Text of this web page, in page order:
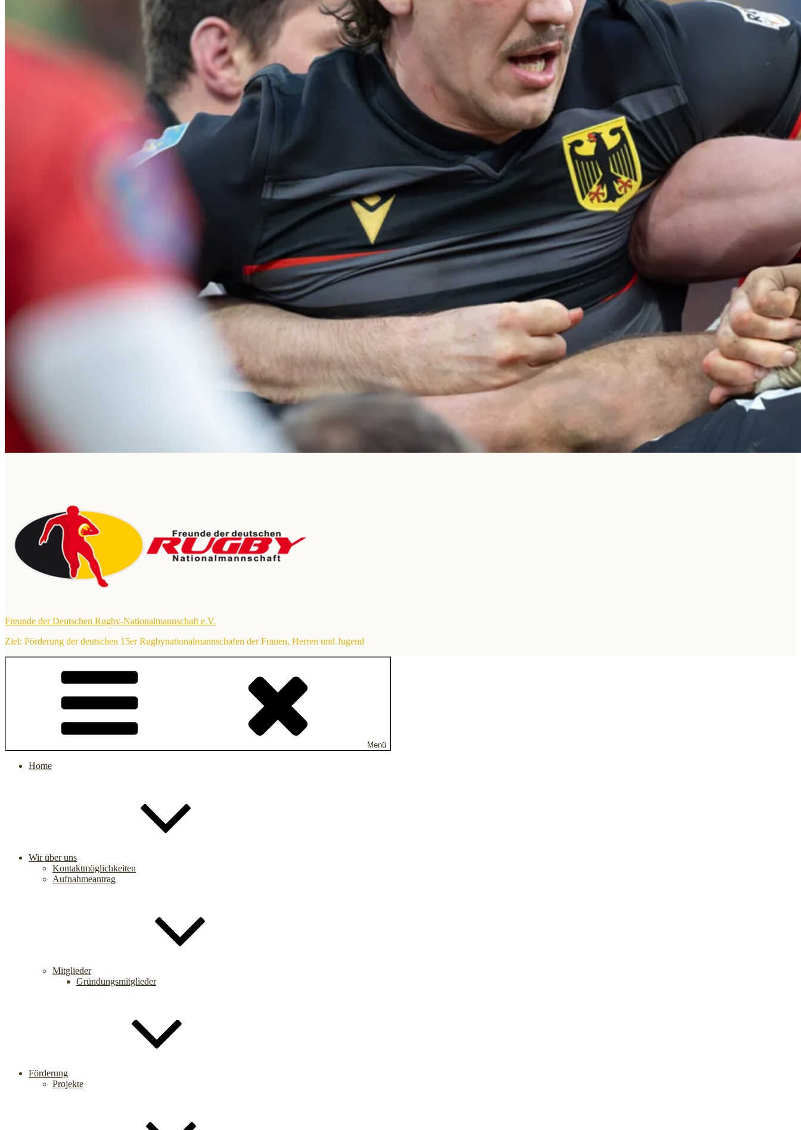
Freunde der Deutschen Rugby-Nationalmannschaft e.V.
Ziel: Förderung der deutschen 15er Rugbynationalmannschafen der Frauen, Herren und Jugend
Menü
Home
Wir über uns
Kontaktmöglichkeiten
Aufnahmeantrag
Mitglieder
Gründungsmitglieder
Förderung
Projekte